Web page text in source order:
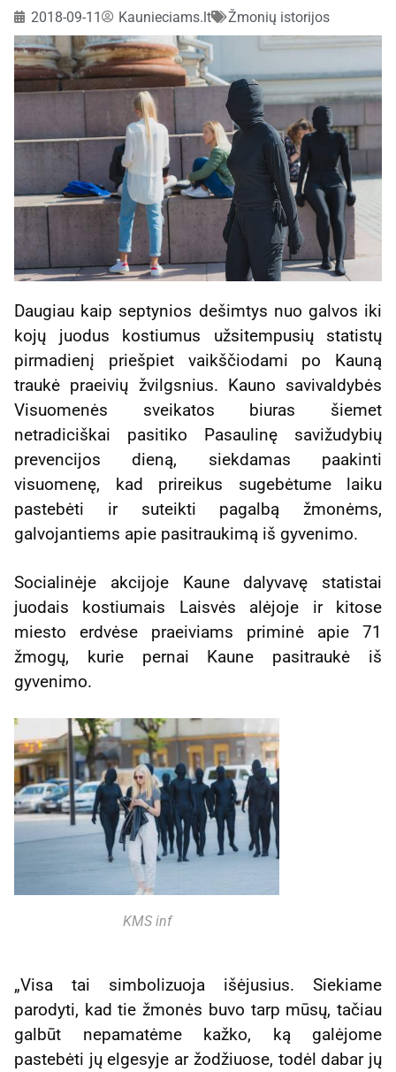
2018-09-11 Kaunieciams.lt Žmonių istorijos
Daugiau kaip septynios dešimtys nuo galvos iki
kojų juodus kostiumus užsitempusių statistų
pirmadienį priešpiet vaikščiodami po Kauną
traukė praeivių žvilgsnius. Kauno savivaldybės
Visuomenės sveikatos biuras šiemet
netradiciškai pasitiko Pasaulinę savižudybių
prevencijos dieną, siekdamas paakinti
visuomenę, kad prireikus sugebėtume laiku
pastebėti ir suteikti pagalbą žmonėms,
galvojantiems apie pasitraukimą iš gyvenimo.
Socialinėje akcijoje Kaune dalyvavę statistai
juodais kostiumais Laisvės alėjoje ir kitose
miesto erdvėse praeiviams priminė apie 71
žmogų, kurie pernai Kaune pasitraukė iš
gyvenimo.
KMS inf
„Visa tai simbolizuoja išėjusius. Siekiame
parodyti, kad tie žmonės buvo tarp mūsų, tačiau
galbūt nepamatėme kažko, ką galėjome
pastebėti jų elgesyje ar žodžiuose, todėl dabar jų